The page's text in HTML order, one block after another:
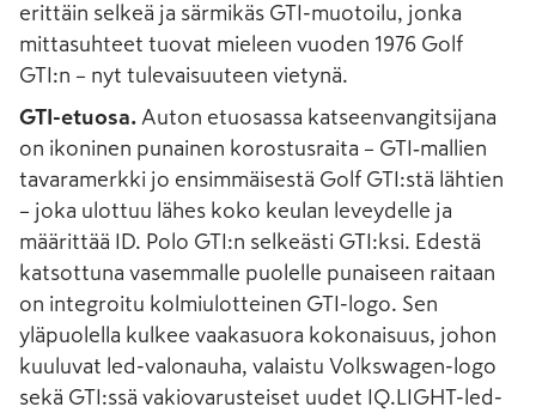
erittäin selkeä ja särmikäs GTI-muotoilu, jonka
mittasuhteet tuovat mieleen vuoden 1976 Golf
GTI:n – nyt tulevaisuuteen vietynä.
GTI-etuosa. Auton etuosassa katseenvangitsijana
on ikoninen punainen korostusraita – GTI‑mallien
tavaramerkki jo ensimmäisestä Golf GTI:stä lähtien
– joka ulottuu lähes koko keulan leveydelle ja
määrittää ID. Polo GTI:n selkeästi GTI:ksi. Edestä
katsottuna vasemmalle puolelle punaiseen raitaan
on integroitu kolmiulotteinen GTI-logo. Sen
yläpuolella kulkee vaakasuora kokonaisuus, johon
kuuluvat led-valonauha, valaistu Volkswagen-logo
sekä GTI:ssä vakiovarusteiset uudet IQ.LIGHT-led-